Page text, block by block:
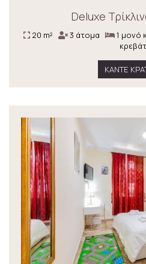
Deluxe
20 m² 3 άτομα
1 μονό
ΚΆΝΤΕ